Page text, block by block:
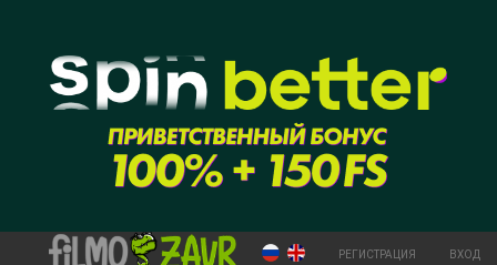
РЕГИСТРАЦИЯ ВХОД